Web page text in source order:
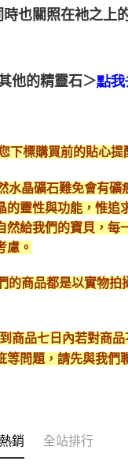
時也關照在衪之上
他的精靈石＞點我
下標購買前的貼心
水晶礦石難免會有礦
的靈性與功能，惟追
然給我們的寶貝，每
慮。
的商品都是以實物拍
商品七日內若對商
等問題，請先與我們
銷 全站排行